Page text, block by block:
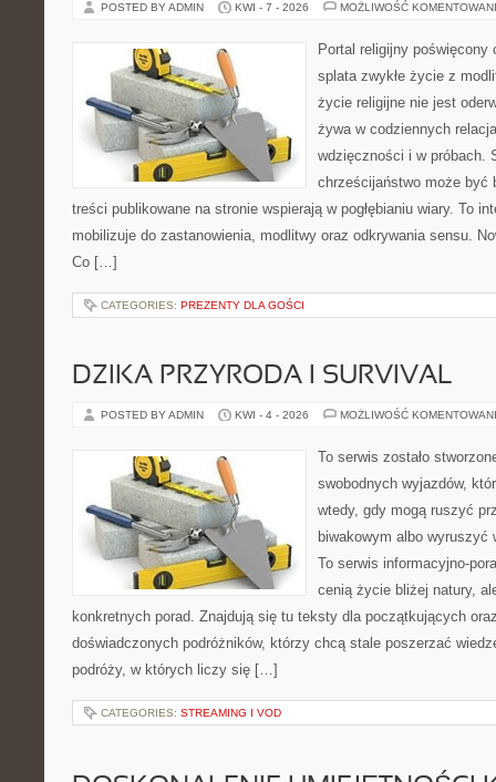
POSTED BY ADMIN KWI - 7 - 2026 MOŻLIWOŚĆ
Portal religijny
splata zwykłe życie z
życie religijne nie jest
żywa w codziennych
wdzięczności i w próbach.
chrześcijaństwo może być
treści publikowane na stronie wspierają w pogłębianiu wiary. To
mobilizuje do zastanowienia, modlitwy oraz odkrywania sensu.
Co […]
CATEGORIES: PREZENTY DLA GOŚCI
DZIKA PRZYRODA I SURVIVAL
POSTED BY ADMIN KWI - 4 - 2026 MOŻLIWOŚĆ
To serwis zostało
swobodnych wyjazdów,
wtedy, gdy mogą ruszyć
biwakowym albo wyruszyć
To serwis informacyjno-
cenią życie bliżej natury,
konkretnych porad. Znajdują się tu teksty dla początkujących
doświadczonych podróżników, którzy chcą stale poszerzać
podróży, w których liczy się […]
CATEGORIES: STREAMING I VOD